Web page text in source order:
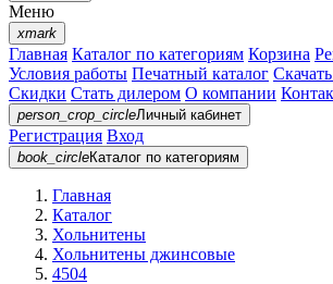
Меню
xmark
Главная Каталог по категориям Корзина
Условия работы Печатный каталог
Скидки Стать дилером О компании
person_crop_circleЛичный кабинет
Регистрация Вход
book_circleКаталог по категориям
Главная
Каталог
Хольнитены
Хольнитены джинсовые
4504